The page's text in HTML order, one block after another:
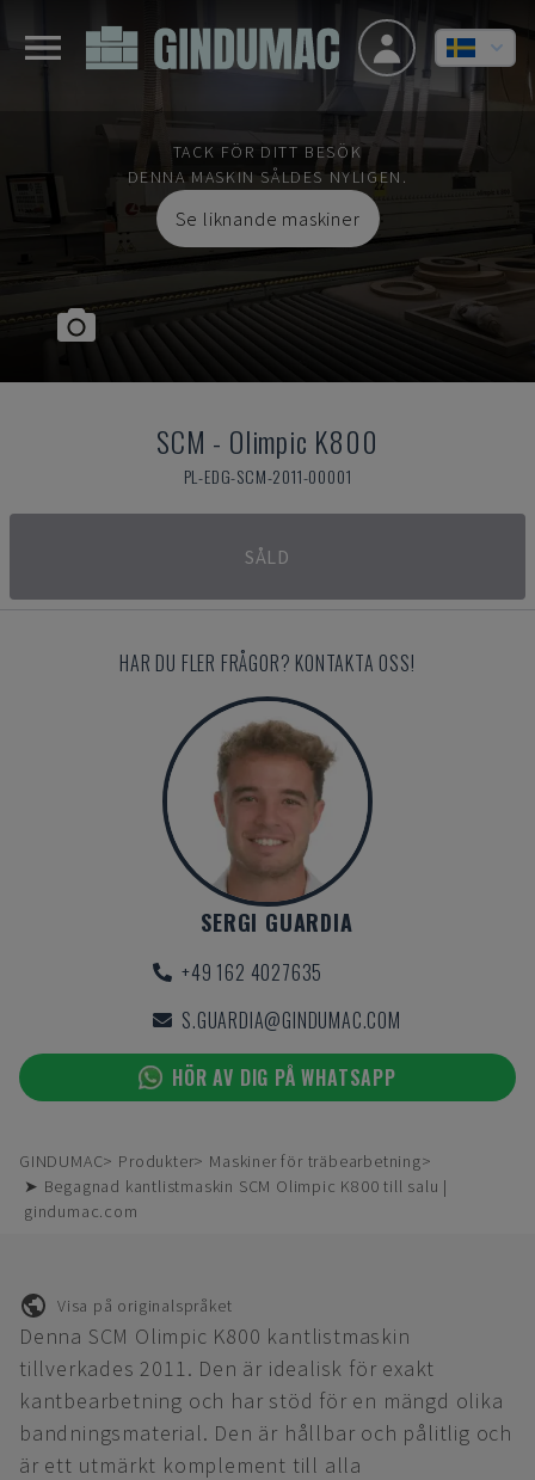
TACK FÖR DITT BESÖK
DENNA MASKIN SÅLDES NYLIGEN.
Se liknande maskiner
SCM - Olimpic K800
PL-EDG-SCM-2011-00001
SÅLD
HAR DU FLER FRÅGOR? KONTAKTA OSS!
SERGI GUARDIA
+49 162 4027635
S.GUARDIA@GINDUMAC.COM
HÖR AV DIG PÅ WHATSAPP
GINDUMAC Produkter
Maskiner för träbearbetning
➤ Begagnad kantlistmaskin SCM Olimpic K800 till salu |
gindumac.com
Visa på originalspråket
Denna SCM Olimpic K800 kantlistmaskin
tillverkades 2011. Den är idealisk för exakt
kantbearbetning och har stöd för en mängd olika
bandningsmaterial. Den är hållbar och pålitlig och
är ett utmärkt komplement till alla